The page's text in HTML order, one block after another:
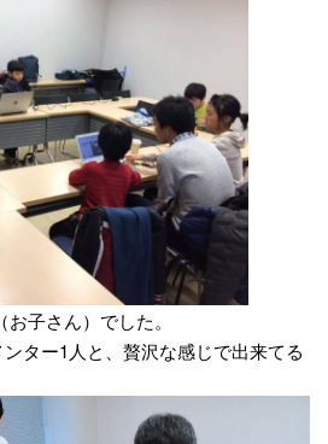
子さん）でした。
ター1人と、贅沢な感じで出来てる